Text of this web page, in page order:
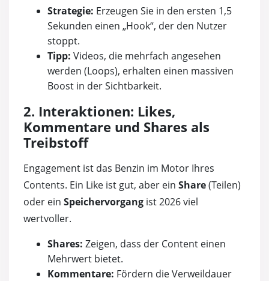
Strategie: Erzeugen Sie in den ersten 1,5
Sekunden einen „Hook“, der den Nutzer
stoppt.
Tipp: Videos, die mehrfach angesehen
werden (Loops), erhalten einen massiven
Boost in der Sichtbarkeit.
2. Interaktionen: Likes,
Kommentare und Shares als
Treibstoff
Engagement ist das Benzin im Motor Ihres
Contents. Ein Like ist gut, aber ein Share(Teilen)
oder ein Speichervorgang ist 2026 viel
wertvoller.
Shares: Zeigen, dass der Content einen
Mehrwert bietet.
Kommentare: Fördern die Verweildauer